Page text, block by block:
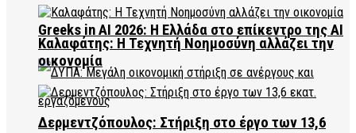
Greeks in AI 2026: Η Ελλάδα στο επίκεντρο της AI
Καλαφάτης: Η Τεχνητή Νοημοσύνη αλλάζει την
οικονομία
Δερμεντζόπουλος: Στήριξη στο έργο των 13,6